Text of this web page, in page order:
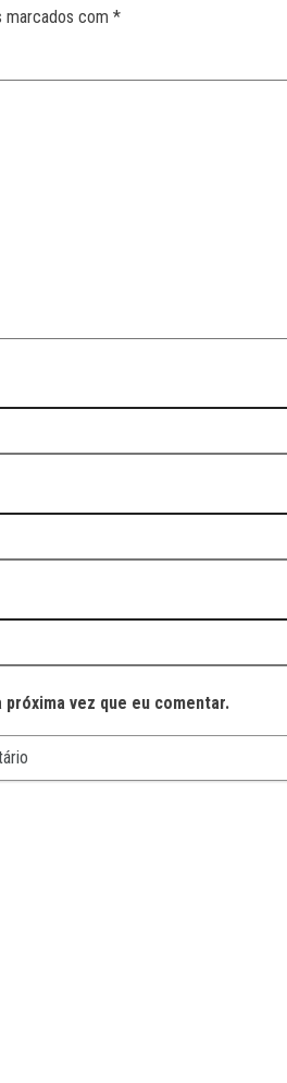
marcados com *
vez que eu comentar.